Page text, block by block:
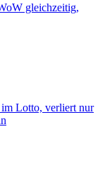
gleichzeitig,
Lotto, verliert nur